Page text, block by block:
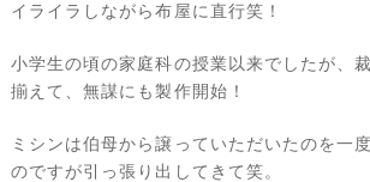
イライラしながら布屋に直行笑！
小学生の頃の家庭科の授業以来でしたが、
揃えて、無謀にも製作開始！
ミシンは伯母から譲っていただいたのを一
のですが引っ張り出してきて笑。